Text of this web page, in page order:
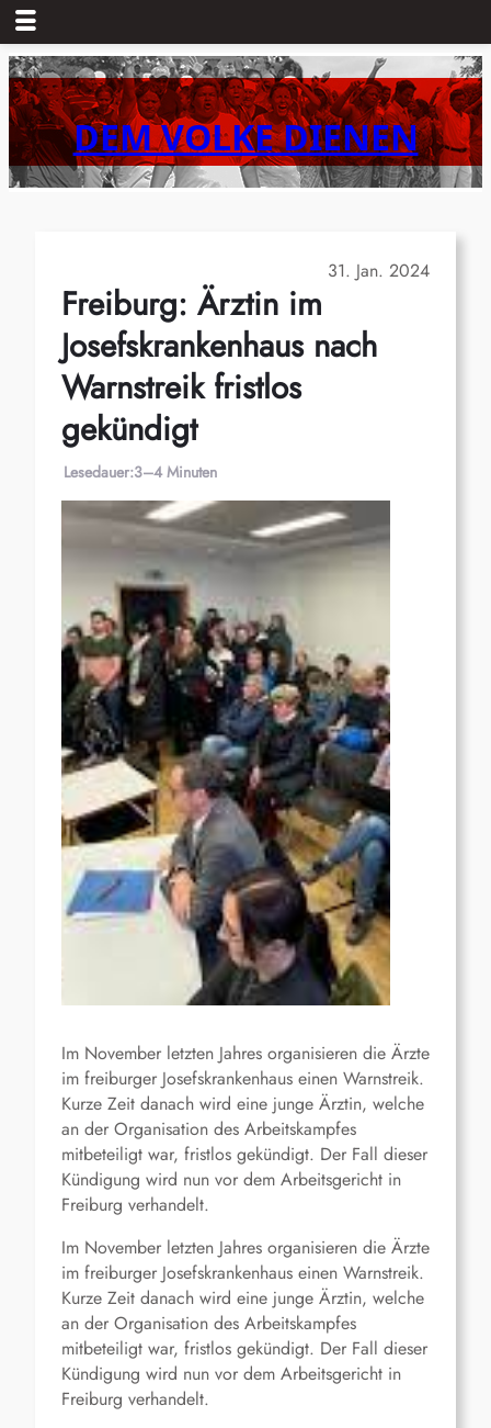
Zum
Inhalt
springenDEM VOLKE DIENEN
31. Jan. 2024
Freiburg: Ärztin im
Josefskrankenhaus nach
Warnstreik fristlos
gekündigt
Lesedauer:3–4 Minuten
Im November letzten Jahres organisieren die Ärzte
im freiburger Josefskrankenhaus einen Warnstreik.
Kurze Zeit danach wird eine junge Ärztin, welche
an der Organisation des Arbeitskampfes
mitbeteiligt war, fristlos gekündigt. Der Fall dieser
Kündigung wird nun vor dem Arbeitsgericht in
Freiburg verhandelt.
Im November letzten Jahres organisieren die Ärzte
im freiburger Josefskrankenhaus einen Warnstreik.
Kurze Zeit danach wird eine junge Ärztin, welche
an der Organisation des Arbeitskampfes
mitbeteiligt war, fristlos gekündigt. Der Fall dieser
Kündigung wird nun vor dem Arbeitsgericht in
Freiburg verhandelt.